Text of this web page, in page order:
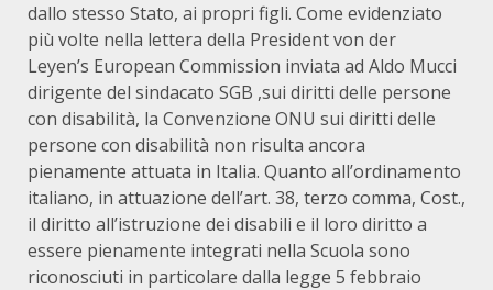
dallo stesso Stato, ai propri figli. Come evidenziato
più volte nella lettera della President von der
Leyen’s European Commission inviata ad Aldo Mucci
dirigente del sindacato SGB ,sui diritti delle persone
con disabilità, la Convenzione ONU sui diritti delle
persone con disabilità non risulta ancora
pienamente attuata in Italia. Quanto all’ordinamento
italiano, in attuazione dell’art. 38, terzo comma, Cost.,
il diritto all’istruzione dei disabili e il loro diritto a
essere pienamente integrati nella Scuola sono
riconosciuti in particolare dalla legge 5 febbraio